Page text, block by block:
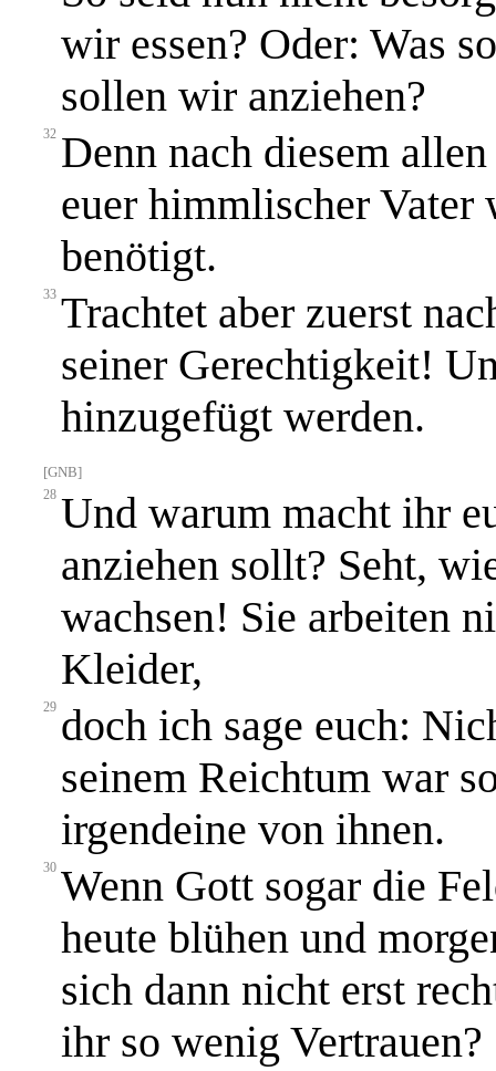
wir essen? Oder: Was
sollen wir anziehen?
32 Denn nach diesem
euer himmlischer Vater
benötigt.
33 Trachtet aber zuerst
seiner Gerechtigkeit!
hinzugefügt werden.
[GNB]
28 Und warum macht ihr
anziehen sollt? Seht,
wachsen! Sie arbeiten
Kleider,
29 doch ich sage euch:
seinem Reichtum war
irgendeine von ihnen.
30 Wenn Gott sogar die
heute blühen und
sich dann nicht erst
ihr so wenig Vertrauen?